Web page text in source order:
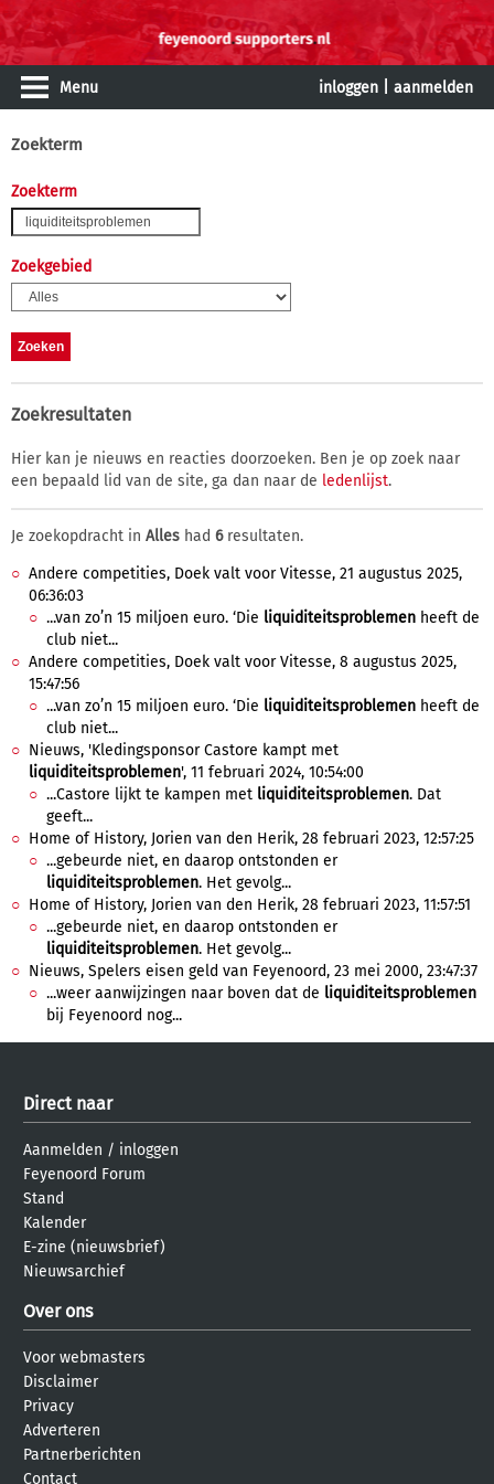
Menu inloggen aanmelden
Zoekterm
Zoekterm
Zoekgebied
Zoekresultaten
Hier kan je nieuws en reacties doorzoeken. Ben je op zoek naar
een bepaald lid van de site, ga dan naar de ledenlijst.
Je zoekopdracht in Alles had 6resultaten.
Andere competities, Doek valt voor Vitesse, 21 augustus 2025,
06:36:03
...van zo’n 15 miljoen euro. ‘Die liquiditeitsproblemen heeft de
club niet...
Andere competities, Doek valt voor Vitesse, 8 augustus 2025,
15:47:56
...van zo’n 15 miljoen euro. ‘Die liquiditeitsproblemen heeft de
club niet...
Nieuws, 'Kledingsponsor Castore kampt met
liquiditeitsproblemen', 11 februari 2024, 10:54:00
...Castore lijkt te kampen met liquiditeitsproblemen. Dat
geeft...
Home of History, Jorien van den Herik, 28 februari 2023, 12:57:25
...gebeurde niet, en daarop ontstonden er
liquiditeitsproblemen. Het gevolg...
Home of History, Jorien van den Herik, 28 februari 2023, 11:57:51
...gebeurde niet, en daarop ontstonden er
liquiditeitsproblemen. Het gevolg...
Nieuws, Spelers eisen geld van Feyenoord, 23 mei 2000, 23:47:37
...weer aanwijzingen naar boven dat de liquiditeitsproblemen
bij Feyenoord nog...
Direct naar
Aanmelden / inloggen
Feyenoord Forum
Stand
Kalender
E-zine (nieuwsbrief)
Nieuwsarchief
Over ons
Voor webmasters
Disclaimer
Privacy
Adverteren
Partnerberichten
Contact